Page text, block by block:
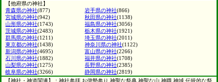
【他府県の神社】
青森県の神社(877) 岩手県の神社(866)
宮城県の神社(942) 秋田県の神社(1138)
山形県の神社(1743) 福島県の神社(3056)
茨城県の神社(2483) 栃木県の神社(1921)
群馬県の神社(1211) 埼玉県の神社(2011)
東京都の神社(1438) 神奈川県の神社(1122)
新潟県の神社(4695) 富山県の神社(2266)
石川県の神社(1882) 福井県の神社(1708)
山梨県の神社(1275) 長野県の神社(2385)
岐阜県の神社(3266) 静岡県の神社(2819)
【神社・神道関連】：神社参拝 お伊勢参り 神聖な祭典 神聖な山 神職 神域 伝統的な祭